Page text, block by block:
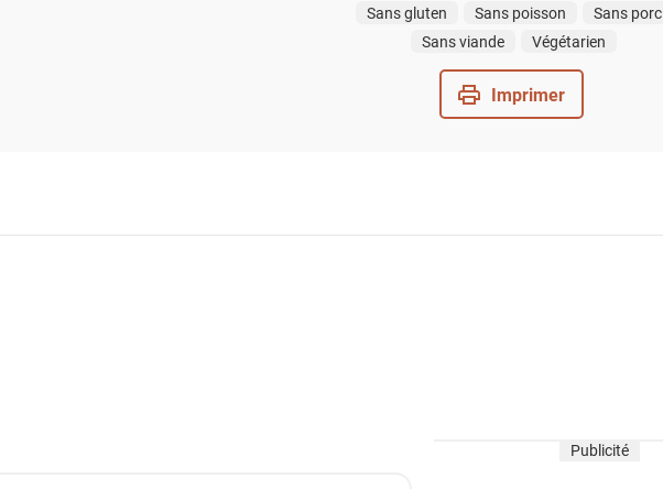
Sans gluten Sans poisson
Sans porc
Sans viande
Végétarien
Imprimer
Publicité